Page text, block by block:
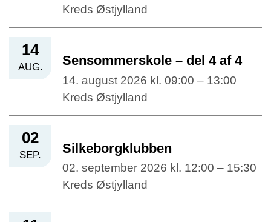
Kreds Østjylland
14
AUG. Sensommerskole – del 4 af 4
14. august 2026 kl. 09:00 – 13:00
Kreds Østjylland
02
SEP. Silkeborgklubben
02. september 2026 kl. 12:00 – 15:30
Kreds Østjylland